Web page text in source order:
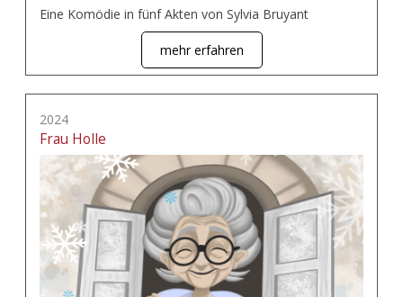
Eine Komödie in fünf Akten von Sylvia Bruyant
mehr erfahren
2024
Frau Holle